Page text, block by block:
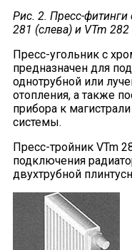
Рис. 2. Пресс-
281 (слева) и VTm 282
Пресс-угольник с
предназначен для
однотрубной или
отопления, а также
прибора к
системы.
Пресс-тройник VTm
подключения
двухтрубной